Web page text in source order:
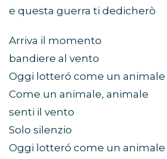
e questa guerra ti dedicherò
Arriva il momento
bandiere al vento
Oggi lotteró come un animale
Come un animale, animale
senti il vento
Solo silenzio
Oggi lotteró come un animale